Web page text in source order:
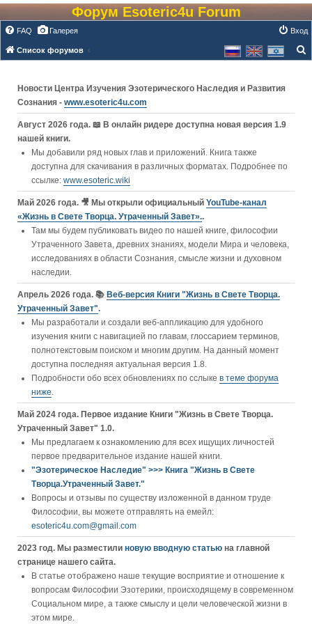
Форум Esoteric4u Forum
FAQ Галерея Вход
Список форумов
Новости Центра Изучения Эзотерического Наследия и Развития
Сознания - www.esoteric4u.com
Август 2026 года. 📖 В онлайн ридере доступна новая версия 1.9
нашей книги.
Мы добавили ряд новых глав и приложений. Книга также
доступна для скачивания в различных форматах. Подробнее по
ссылке: www.esoteric.wiki
Май 2026 года. 🎥 Мы открыли официальный YouTube‑канал
«Жизнь в Свете Творца. Утраченный Завет»..
Там мы будем публиковать видео по нашей книге, философии
Утраченного Завета, древних знаниях, модели Мира и человека,
исследованиях в области Сознания, смысле жизни и духовном
наследии.
Апрель 2026 года. 📚 Веб-версия Книги "Жизнь в Свете Творца.
Утраченный Завет".
Мы разработали и создали веб-аппликацию для удобного
изучения книги c навигацией по главам, глоссарием терминов,
полнотекстовым поиском и многим другим. На данный момент
доступна последняя актуальная версия 1.8.
Подробности обо всех обновлениях по сслыке в теме форума
ниже.
Май 2024 года. Первое издание Книги "Жизнь в Свете Творца.
Утраченный Завет" 1.0.
Мы предлагаем к ознакомлению для всех ищущих личностей
первое предварительное издание нашей книги.
"Эзотерическое Наследие" >>> Книга "Жизнь в Свете
Творца.Утраченный Завет."
Вопросы и отзывы по существу изложенной в данном труде
Философии, вы можете отправлять на емейл:
esoteric4u.com@gmail.com
2023 год. Мы разместили новую вводную статью на главной
странице нашего сайта.
В статье отображено наше текущие восприятие и отношение к
вопросам Философии Эзотерики, происходящему в современном
Социальном мире, а также смыслу и цели человеческой жизни в
этом мире.